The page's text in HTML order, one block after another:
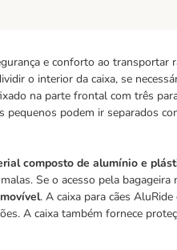
e conforto ao transportar
o interior da caixa, se
na parte frontal com três
podem ir separados
composto de alumínio e
Se o acesso pela
. A caixa para cães
A caixa também fornece